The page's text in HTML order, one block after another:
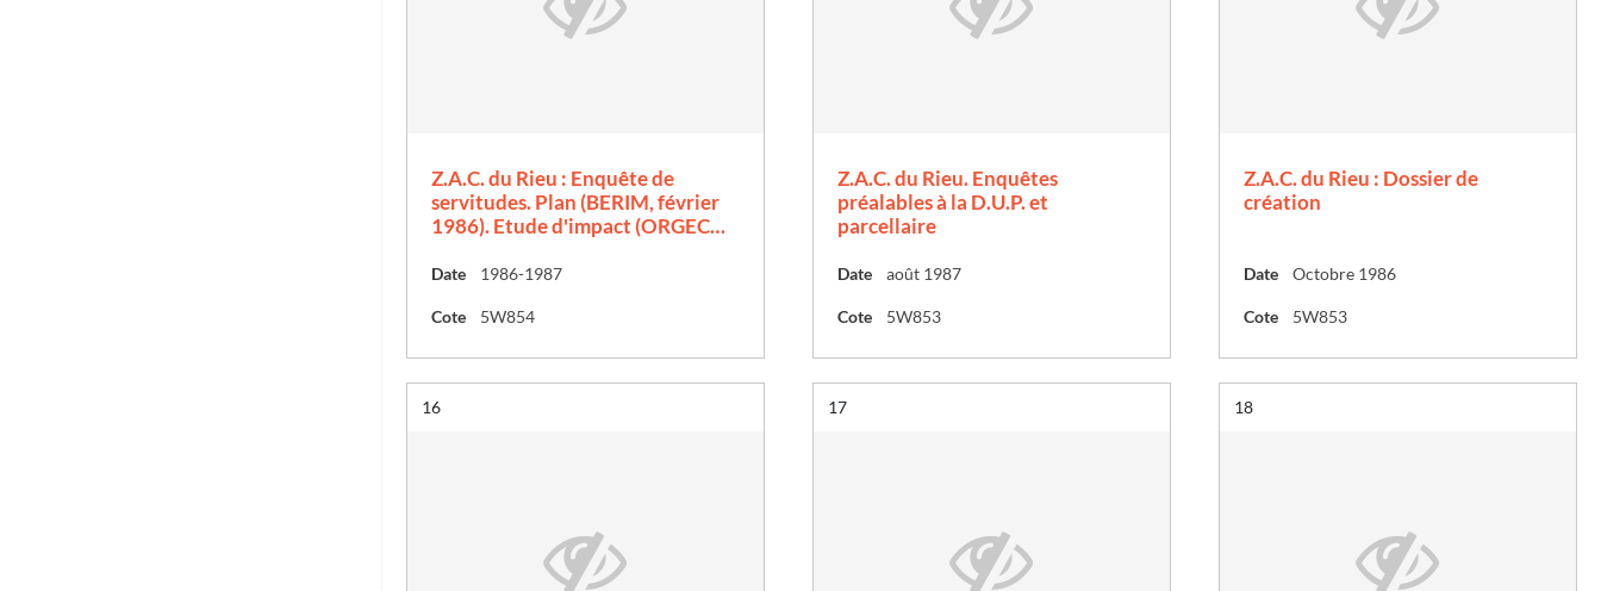
Z.A.C. du Rieu : Enquête de
servitudes. Plan (BERIM, février
1986). Etude d'impact (ORGEC…
Date 1986-1987
Cote 5W854
Z.A.C. du Rieu. Enquêtes
préalables à la D.U.P. et
parcellaire
Date août 1987
Cote 5W853
Z.A.C. du Rieu : Dossier de
création
Date Octobre 1986
Cote 5W853
Résultat n°
16 Résultat n°
17 Résultat n°
18